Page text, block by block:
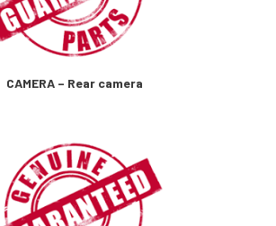
CAMERA – Rear camera